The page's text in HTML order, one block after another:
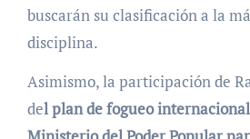
buscarán su clasificación a la
disciplina.
Asimismo, la participación de
del plan de fogueo